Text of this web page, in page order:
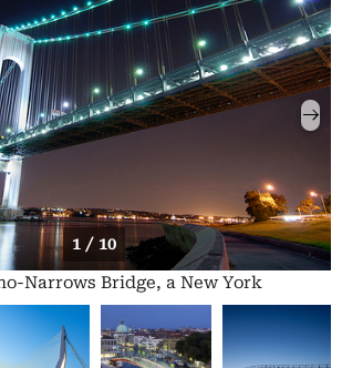
1 / 10
Narrows Bridge, a New York